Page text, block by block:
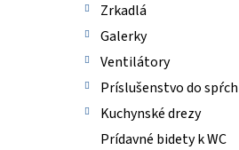
Zrkadlá
Galerky
Ventilátory
Príslušenstvo do spŕch
Kuchynské drezy
Prídavné bidety k WC